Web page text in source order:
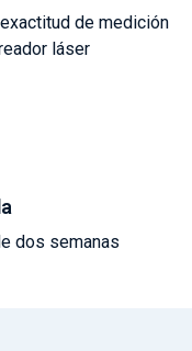
de medición
láser
dos semanas